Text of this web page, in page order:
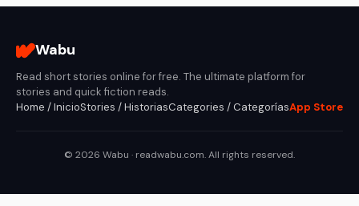
Wabu
Read short stories online for free. The ultimate platform for
stories and quick fiction reads.
Home / InicioStories / HistoriasCategories / CategoríasApp Store
© 2026 Wabu · readwabu.com. All rights reserved.